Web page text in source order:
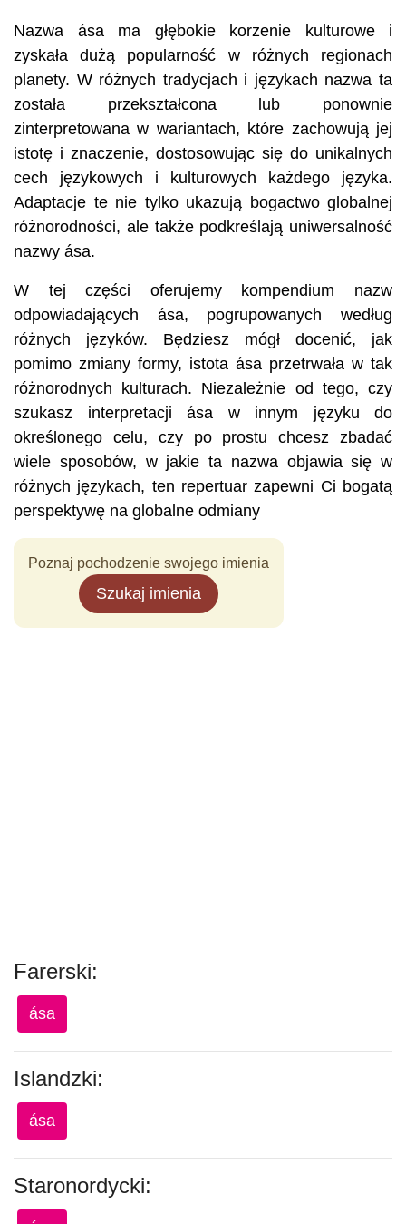
Nazwa ása ma głębokie korzenie kulturowe i
zyskała dużą popularność w różnych regionach
planety. W różnych tradycjach i językach nazwa ta
została przekształcona lub ponownie
zinterpretowana w wariantach, które zachowują jej
istotę i znaczenie, dostosowując się do unikalnych
cech językowych i kulturowych każdego języka.
Adaptacje te nie tylko ukazują bogactwo globalnej
różnorodności, ale także podkreślają uniwersalność
nazwy ása.
W tej części oferujemy kompendium nazw
odpowiadających ása, pogrupowanych według
różnych języków. Będziesz mógł docenić, jak
pomimo zmiany formy, istota ása przetrwała w tak
różnorodnych kulturach. Niezależnie od tego, czy
szukasz interpretacji ása w innym języku do
określonego celu, czy po prostu chcesz zbadać
wiele sposobów, w jakie ta nazwa objawia się w
różnych językach, ten repertuar zapewni Ci bogatą
perspektywę na globalne odmiany
Poznaj pochodzenie swojego imienia
Szukaj imienia
Farerski:
ása
Islandzki:
ása
Staronordycki: